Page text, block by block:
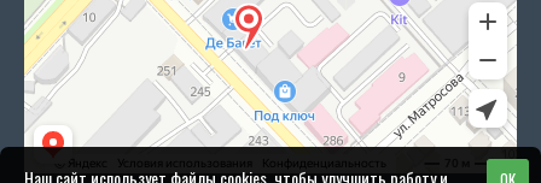
Наш сайт использует файлы cookies, чтобы улучшить работу и